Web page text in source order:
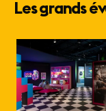
Les grands